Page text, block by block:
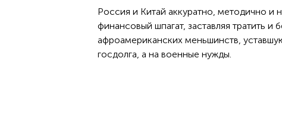
Россия и Китай аккуратно, методично
финансовый шпагат, заставляя тратить
афроамериканских меньшинств,
госдолга, а на военные нужды.